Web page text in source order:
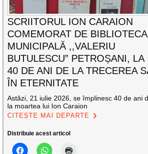
SCRIITORUL ION CARAION
COMEMORAT DE BIBLIOTECA
MUNICIPALĂ ,,VALERIU
BUTULESCU” PETROȘANI, LA
40 DE ANI DE LA TRECEREA
ÎN ETERNITATE
Astăzi, 21 iulie 2026, se împlinesc 40 de ani
la moartea lui Ion Caraion
CITEȘTE MAI DEPARTE
Distribuie acest articol